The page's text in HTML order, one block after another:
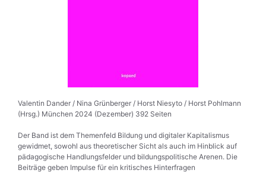
Valentin Dander / Nina Grünberger / Horst Niesyto / Horst Pohlmann
(Hrsg.) München 2024 (Dezember) 392 Seiten
Der Band ist dem Themenfeld Bildung und digitaler Kapitalismus
gewidmet, sowohl aus theoretischer Sicht als auch im Hinblick auf
pädagogische Handlungs­felder und bildungspolitische Arenen. Die
Beiträge geben Impulse für ein kritisches Hinter­fragen